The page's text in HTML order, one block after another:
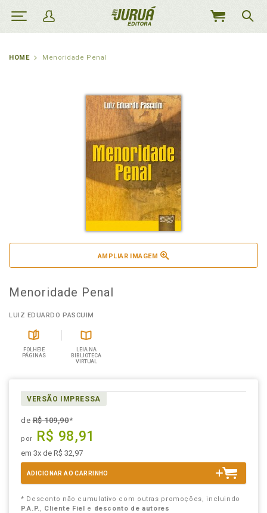
MEU
HOME Menoridade Penal
AMPLIAR IMAGEM
Menoridade Penal
LUIZ EDUARDO PASCUIM
FOLHEIE
PÁGINAS
LEIA NA
BIBLIOTECA
VIRTUAL
VERSÃO IMPRESSA
deR$ 109,90*
por R$ 98,91
em 3x de R$ 32,97
ADICIONAR AO CARRINHO
* Desconto não cumulativo com outras promoções, incluindo
P.A.P., Cliente Fiel e desconto de autores